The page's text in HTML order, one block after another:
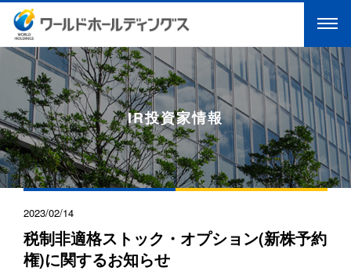
IR投資家情報
2023/02/14
税制非適格ストック・オプション(新株予約
権)に関するお知らせ